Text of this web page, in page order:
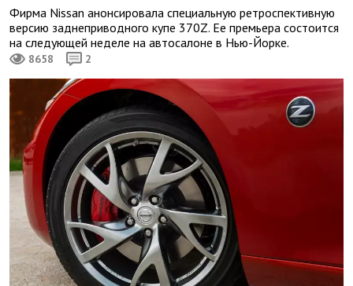
Фирма Nissan анонсировала специальную ретроспективную
версию заднеприводного купе 370Z. Ее премьера состоится
на следующей неделе на автосалоне в Нью-Йорке.
8658 2